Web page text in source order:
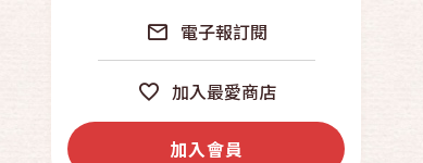
電子報訂閱
加入最愛商店
加入會員